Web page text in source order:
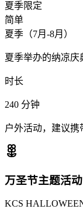
夏季限定
简单
夏季（7月-8月）
夏季举办的纳凉庆
时长
240 分钟
户外活动，建议
万圣节主题活动
KCS